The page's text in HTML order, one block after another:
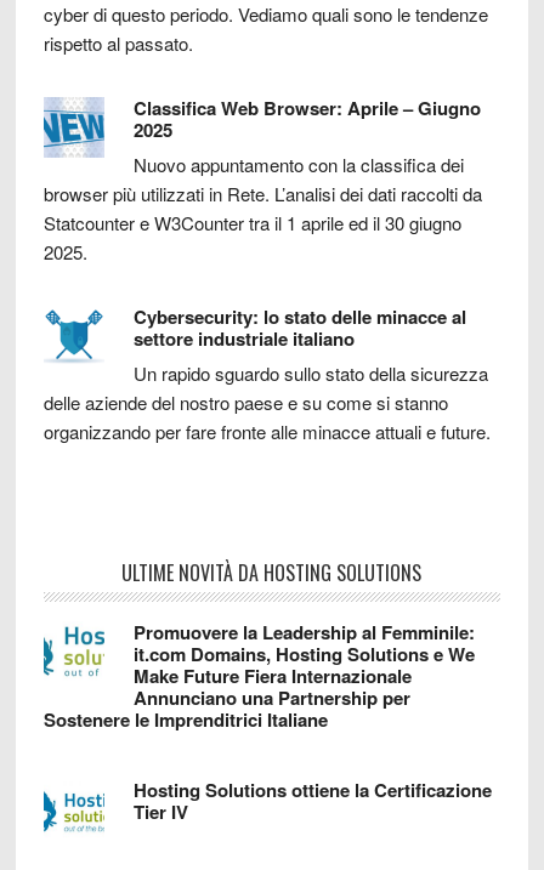
cyber di questo periodo. Vediamo quali sono le tendenze
rispetto al passato.
Classifica Web Browser: Aprile – Giugno
2025
Nuovo appuntamento con la classifica dei
browser più utilizzati in Rete. L’analisi dei dati raccolti da
Statcounter e W3Counter tra il 1 aprile ed il 30 giugno
2025.
Cybersecurity: lo stato delle minacce al
settore industriale italiano
Un rapido sguardo sullo stato della sicurezza
delle aziende del nostro paese e su come si stanno
organizzando per fare fronte alle minacce attuali e future.
ULTIME NOVITÀ DA HOSTING SOLUTIONS
Promuovere la Leadership al Femminile:
it.com Domains, Hosting Solutions e We
Make Future Fiera Internazionale
Annunciano una Partnership per
Sostenere le Imprenditrici Italiane
Hosting Solutions ottiene la Certificazione
Tier IV